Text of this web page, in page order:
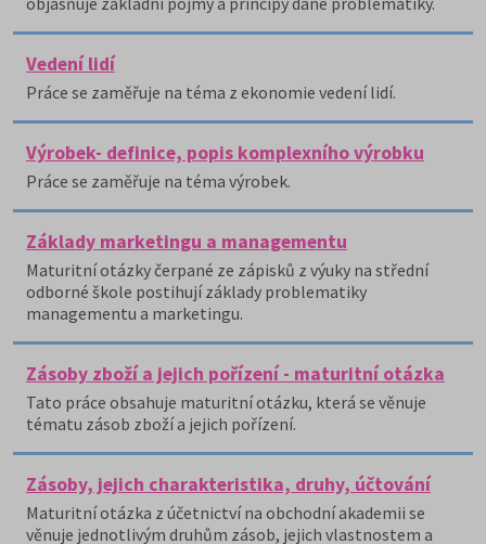
Vedení lidí
Práce se zaměřuje na téma z ekonomie vedení lidí.
Výrobek- definice, popis komplexního výrobku
Práce se zaměřuje na téma výrobek.
Základy marketingu a managementu
Maturitní otázky čerpané ze zápisků z výuky na střední
odborné škole postihují základy problematiky
managementu a marketingu.
Zásoby zboží a jejich pořízení - maturitní otázka
Tato práce obsahuje maturitní otázku, která se věnuje
tématu zásob zboží a jejich pořízení.
Zásoby, jejich charakteristika, druhy, účtování
Maturitní otázka z účetnictví na obchodní akademii se
věnuje jednotlivým druhům zásob, jejich vlastnostem a